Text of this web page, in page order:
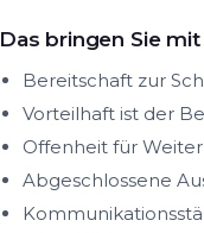
Das bringen Sie mit
Bereitschaft zur
Vorteilhaft ist der
Offenheit für
Abgeschlossene